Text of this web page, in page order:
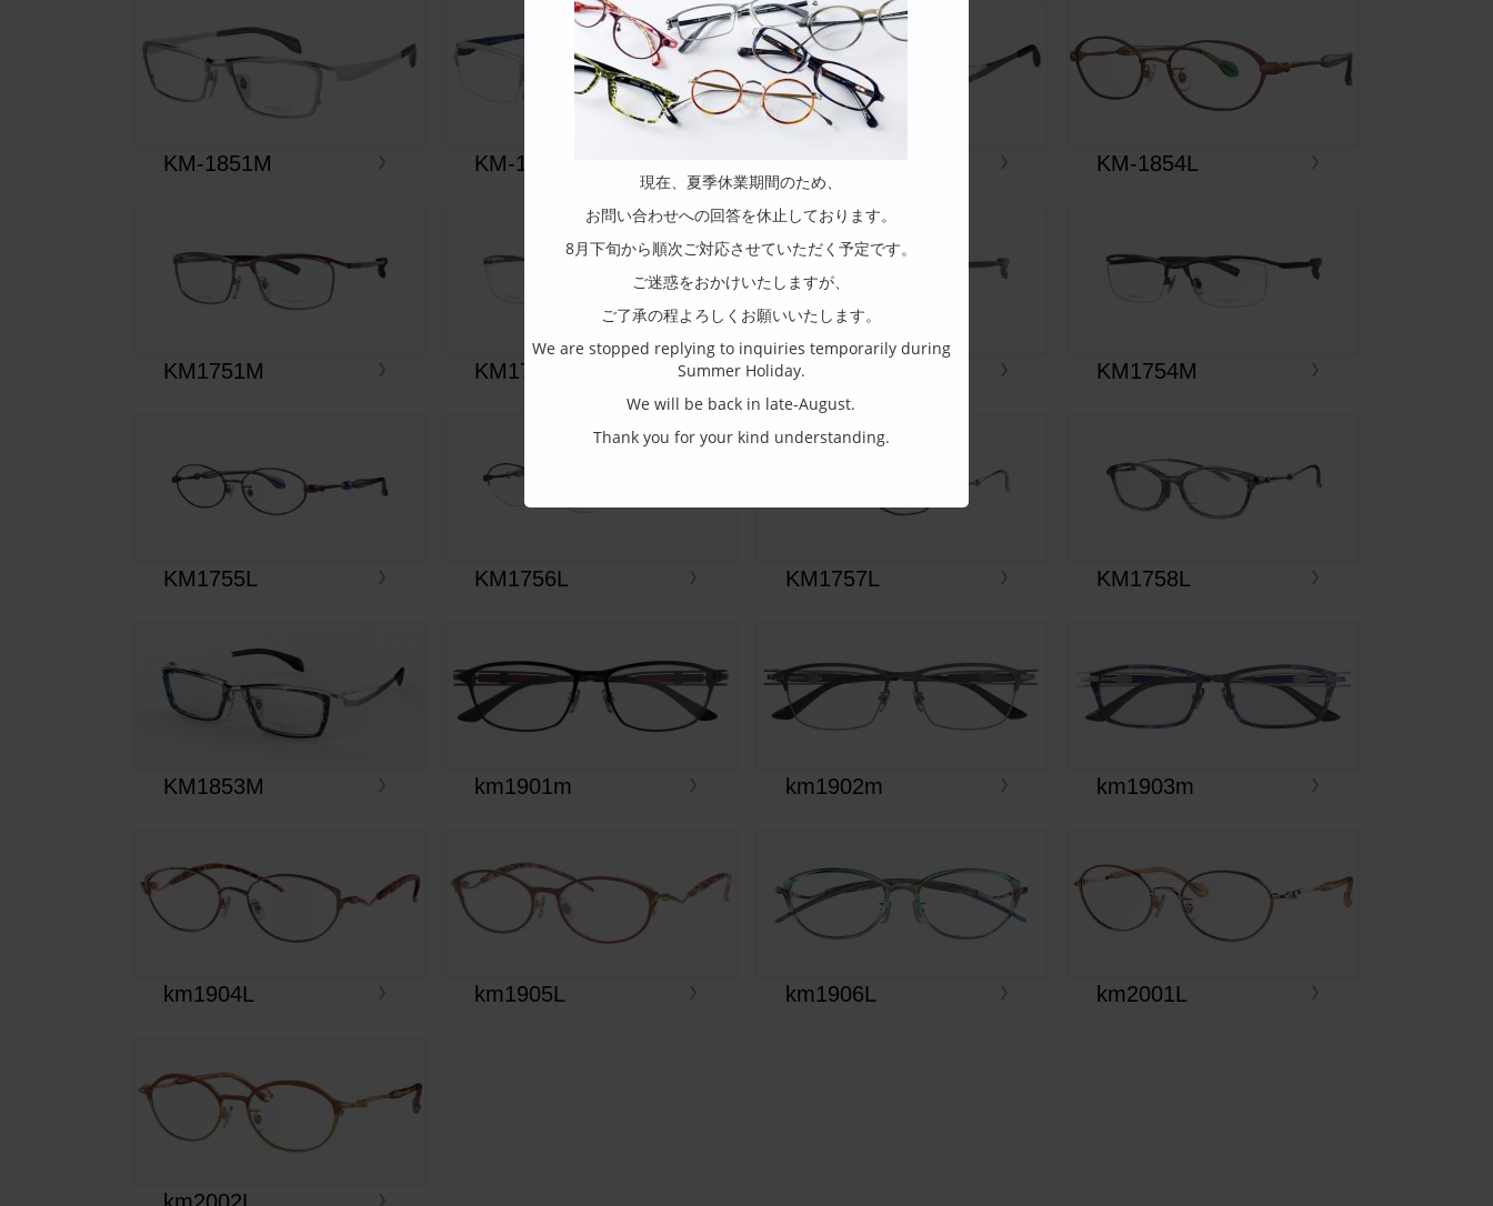
KM-1851M KM-1852M KM-1854L
KM1751M KM1752M KM1753M KM1754M
KM1755L KM1756L KM1757L KM1758L
KM1853M km1901m km1902m km1903m
km1904L km1905L km1906L km2001L
現在、夏季休業期間のため、
お問い合わせへの回答を休止しております。
8月下旬から順次ご対応させていただく予定です。
ご迷惑をおかけいたしますが、
ご了承の程よろしくお願いいたします。
We are stopped replying to inquiries temporarily during
Summer Holiday.
We will be back in late-August.
Thank you for your kind understanding.